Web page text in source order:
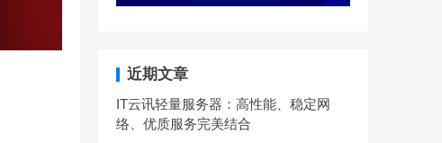
近期文章
IT云讯轻量服务器：高性能、稳定网
络、优质服务完美结合